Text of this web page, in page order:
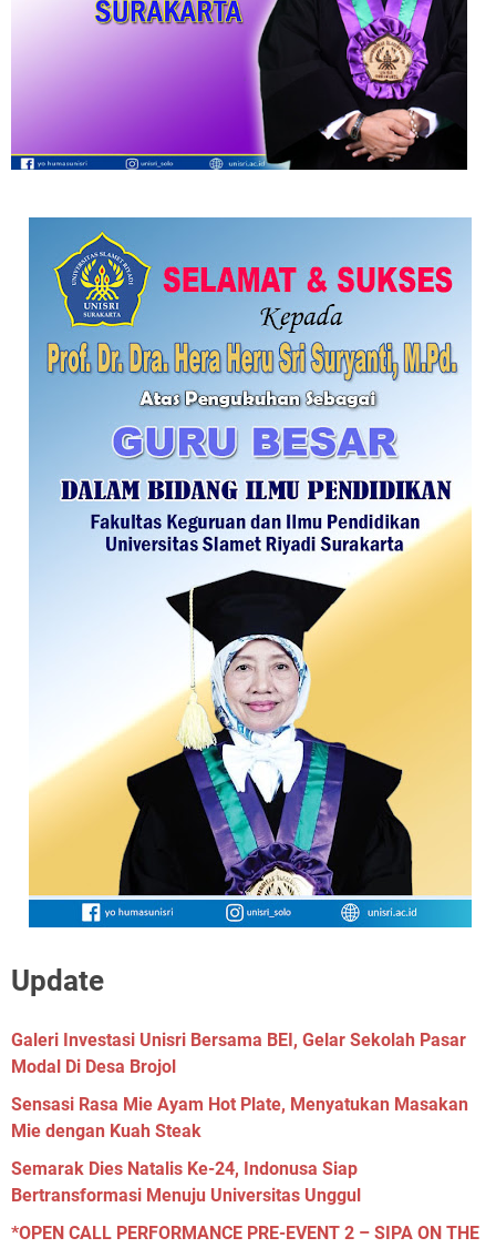
Update
Galeri Investasi Unisri Bersama BEI, Gelar Sekolah Pasar
Modal Di Desa Brojol
Sensasi Rasa Mie Ayam Hot Plate, Menyatukan Masakan
Mie dengan Kuah Steak
Semarak Dies Natalis Ke-24, Indonusa Siap
Bertransformasi Menuju Universitas Unggul
*OPEN CALL PERFORMANCE PRE-EVENT 2 – SIPA ON THE